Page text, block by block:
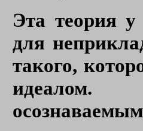
Эта теория
для
такого,
идеалом.